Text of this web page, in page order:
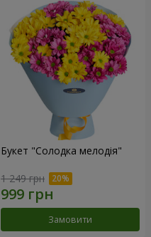
Букет "Солодка мелодія"
1 249 грн
Замовити